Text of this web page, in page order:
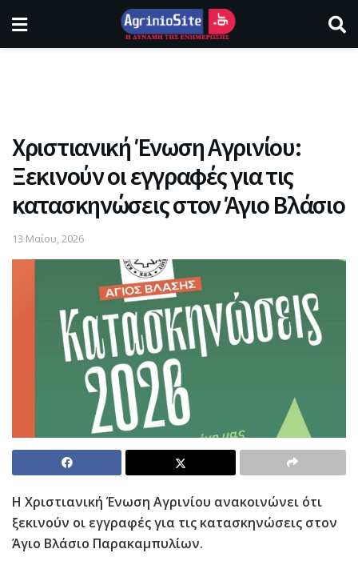
Χριστιανική Ένωση Αγρινίου:
Ξεκινούν οι εγγραφές για τις
κατασκηνώσεις στον Άγιο Βλάσιο
13 Μαΐου, 2026
Η Χριστιανική Ένωση Αγρινίου ανακοινώνει ότι
ξεκινούν οι εγγραφές για τις κατασκηνώσεις στον
Άγιο Βλάσιο Παρακαμπυλίων.